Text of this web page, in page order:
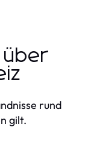
über
rund
gilt.